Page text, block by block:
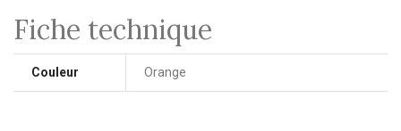
Fiche technique
Couleur Orange